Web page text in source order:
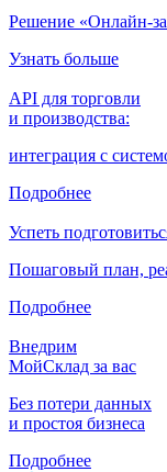
Решение «Онлайн-
Узнать больше
API для торговли
и производства:
интеграция с
Подробнее
Успеть
Пошаговый план,
Подробнее
Внедрим
МойСклад за вас
Без потери данных
и простоя бизнеса
Подробнее